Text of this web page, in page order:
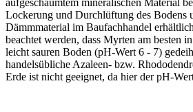
aufgeschäumtem mineralischen Material
Lockerung und Durchlüftung des Bodens
Dämmmaterial im Baufachhandel
beachtet werden, dass Myrten am besten
leicht sauren Boden (pH-Wert 6 - 7)
handelsübliche Azaleen- bzw.
Erde ist nicht geeignet, da hier der pH-